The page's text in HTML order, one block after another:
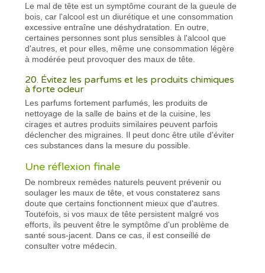
Le mal de tête est un symptôme courant de la gueule de
bois, car l'alcool est un diurétique et une consommation
excessive entraîne une déshydratation. En outre,
certaines personnes sont plus sensibles à l'alcool que
d'autres, et pour elles, même une consommation légère
à modérée peut provoquer des maux de tête.
20. Évitez les parfums et les produits chimiques
à forte odeur
Les parfums fortement parfumés, les produits de
nettoyage de la salle de bains et de la cuisine, les
cirages et autres produits similaires peuvent parfois
déclencher des migraines. Il peut donc être utile d'éviter
ces substances dans la mesure du possible.
Une réflexion finale
De nombreux remèdes naturels peuvent prévenir ou
soulager les maux de tête, et vous constaterez sans
doute que certains fonctionnent mieux que d'autres.
Toutefois, si vos maux de tête persistent malgré vos
efforts, ils peuvent être le symptôme d'un problème de
santé sous-jacent. Dans ce cas, il est conseillé de
consulter votre médecin.